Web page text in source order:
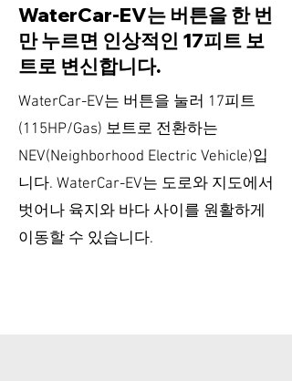
WaterCar-EV는 버튼을 한 번
만 누르면 인상적인 17피트 보
트로 변신합니다.
WaterCar-EV는 버튼을 눌러 17피트
(115HP/Gas) 보트로 전환하는
NEV(Neighborhood Electric Vehicle)입
니다. WaterCar-EV는 도로와 지도에서
벗어나 육지와 바다 사이를 원활하게
이동할 수 있습니다.